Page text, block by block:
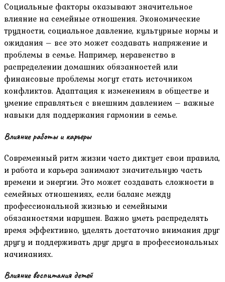
Социальные факторы оказывают значительное
влияние на семейные отношения. Экономические
трудности‚ социальное давление‚ культурные нормы и
ожидания – все это может создавать напряжение и
проблемы в семье. Например‚ неравенство в
распределении домашних обязанностей или
финансовые проблемы могут стать источником
конфликтов. Адаптация к изменениям в обществе и
умение справляться с внешним давлением – важные
навыки для поддержания гармонии в семье.
Влияние работы и карьеры
Современный ритм жизни часто диктует свои правила‚
и работа и карьера занимают значительную часть
времени и энергии. Это может создавать сложности в
семейных отношениях‚ если баланс между
профессиональной жизнью и семейными
обязанностями нарушен. Важно уметь распределять
время эффективно‚ уделять достаточно внимания друг
другу и поддерживать друг друга в профессиональных
начинаниях.
Влияние воспитания детей